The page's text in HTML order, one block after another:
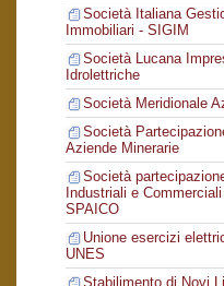
Società Italiana
Immobiliari - SIGIM
Società Lucana
Idrolettriche
Società Meridionale
Società
Aziende Minerarie
Società
Industriali e
SPAICO
Unione esercizi
UNES
Stabilimento di Novi